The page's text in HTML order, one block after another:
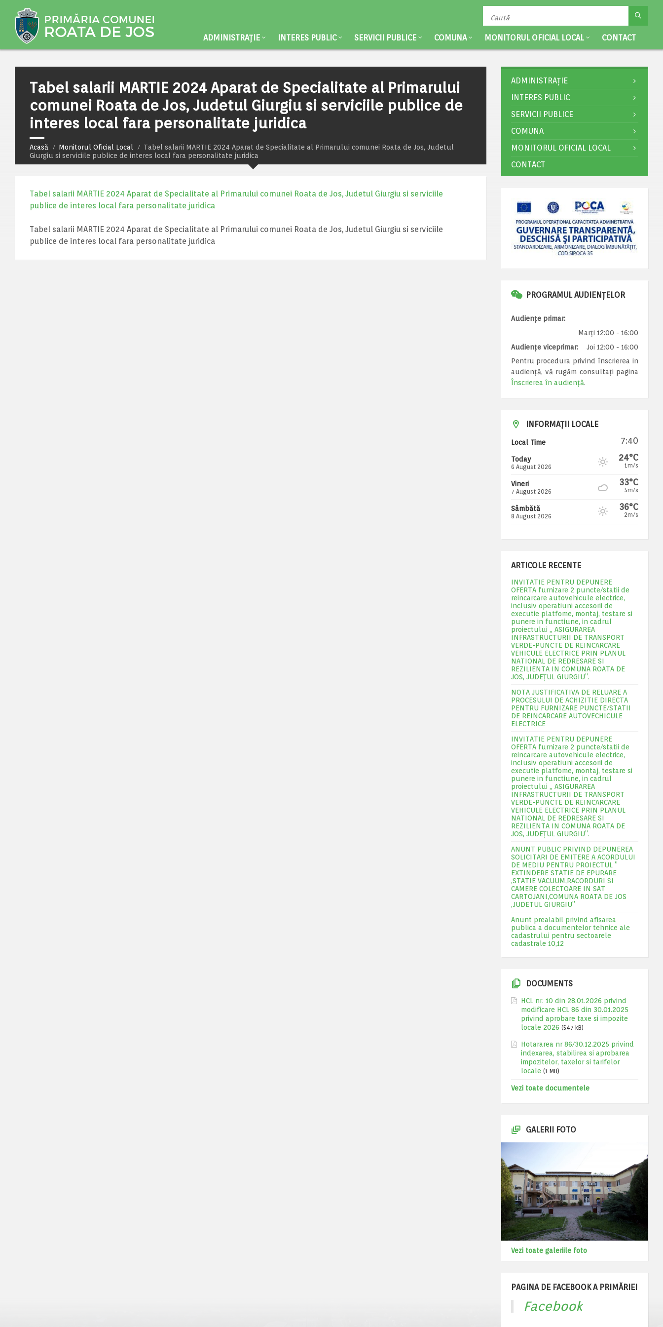
ADMINISTRAȚIE INTERES PUBLIC SERVICII PUBLICE COMUNA MONITORUL OFICIAL LOCAL CONTACT
Tabel salarii MARTIE 2024 Aparat de Specialitate al Primarului
comunei Roata de Jos, Judetul Giurgiu si serviciile publice de
interes local fara personalitate juridica
Acasă Monitorul Oficial Local
Tabel salarii MARTIE 2024 Aparat de Specialitate al Primarului comunei Roata de Jos, Judetul
Giurgiu si serviciile publice de interes local fara personalitate juridica
Tabel salarii MARTIE 2024 Aparat de Specialitate al Primarului comunei Roata de Jos, Judetul Giurgiu si serviciile
publice de interes local fara personalitate juridica
Tabel salarii MARTIE 2024 Aparat de Specialitate al Primarului comunei Roata de Jos, Judetul Giurgiu si serviciile
publice de interes local fara personalitate juridica
ADMINISTRAȚIE
INTERES PUBLIC
SERVICII PUBLICE
COMUNA
MONITORUL OFICIAL LOCAL
CONTACT
PROGRAMUL AUDIENȚELOR
Audiențe primar:
Marți 12:00 - 16:00
Audiențe viceprimar:
Joi 12:00 - 16:00
Pentru procedura privind înscrierea in
audiență, vă rugăm consultați pagina
Înscrierea în audiență.
INFORMAȚII LOCALE
Local Time 7:40
Today
6 August 2026
24°C
1m/s
Vineri
7 August 2026
33°C
5m/s
Sâmbătă
8 August 2026
36°C
2m/s
ARTICOLE RECENTE
INVITATIE PENTRU DEPUNERE
OFERTA furnizare 2 puncte/statii de
reincarcare autovehicule electrice,
inclusiv operatiuni accesorii de
executie platfome, montaj, testare si
punere in functiune, in cadrul
proiectului „ ASIGURAREA
INFRASTRUCTURII DE TRANSPORT
VERDE-PUNCTE DE REINCARCARE
VEHICULE ELECTRICE PRIN PLANUL
NATIONAL DE REDRESARE SI
REZILIENTA IN COMUNA ROATA DE
JOS, JUDEŢUL GIURGIU”.
NOTA JUSTIFICATIVA DE RELUARE A
PROCESULUI DE ACHIZITIE DIRECTA
PENTRU FURNIZARE PUNCTE/STATII
DE REINCARCARE AUTOVECHICULE
ELECTRICE
INVITATIE PENTRU DEPUNERE
OFERTA furnizare 2 puncte/statii de
reincarcare autovehicule electrice,
inclusiv operatiuni accesorii de
executie platfome, montaj, testare si
punere in functiune, in cadrul
proiectului „ ASIGURAREA
INFRASTRUCTURII DE TRANSPORT
VERDE-PUNCTE DE REINCARCARE
VEHICULE ELECTRICE PRIN PLANUL
NATIONAL DE REDRESARE SI
REZILIENTA IN COMUNA ROATA DE
JOS, JUDEŢUL GIURGIU”.
ANUNT PUBLIC PRIVIND DEPUNEREA
SOLICITARI DE EMITERE A ACORDULUI
DE MEDIU PENTRU PROIECTUL ”
EXTINDERE STATIE DE EPURARE
,STATIE VACUUM,RACORDURI SI
CAMERE COLECTOARE IN SAT
CARTOJANI,COMUNA ROATA DE JOS
,JUDETUL GIURGIU”
Anunt prealabil privind afisarea
publica a documentelor tehnice ale
cadastrului pentru sectoarele
cadastrale 10,12
DOCUMENTS
HCL nr. 10 din 28.01.2026 privind
modificare HCL 86 din 30.01.2025
privind aprobare taxe si impozite
locale 2026 (547 kB)
Hotararea nr 86/30.12.2025 privind
indexarea, stabilirea si aprobarea
impozitelor, taxelor si tarifelor
locale (1 MB)
Vezi toate documentele
GALERII FOTO
Vezi toate galeriile foto
PAGINA DE FACEBOOK A PRIMĂRIEI
Facebook